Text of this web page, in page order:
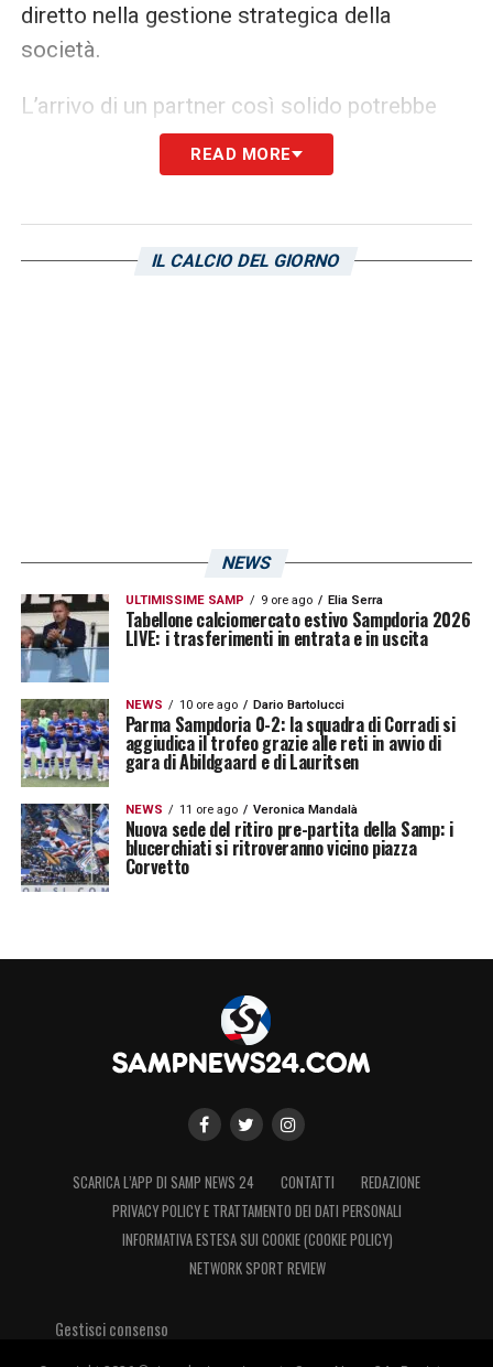
diretto nella gestione strategica della
società.
L’arrivo di un partner così solido potrebbe
infondere nuova fiducia nell’ambiente
sampdoriano, permettendo al club di
budget ridotto. La presenza di Furstenberg
READ MORE
IL CALCIO DEL GIORNO
NEWS
ULTIMISSIME SAMP 9 ore ago Elia Serra
Tabellone calciomercato estivo Sampdoria 2026
LIVE: i trasferimenti in entrata e in uscita
NEWS 10 ore ago Dario Bartolucci
Parma Sampdoria 0-2: la squadra di Corradi si
aggiudica il trofeo grazie alle reti in avvio di
gara di Abildgaard e di Lauritsen
NEWS 11 ore ago Veronica Mandalà
Nuova sede del ritiro pre-partita della Samp: i
blucerchiati si ritroveranno vicino piazza
Corvetto
SCARICA L’APP DI SAMP NEWS 24 CONTATTI
REDAZIONE
PRIVACY POLICY E TRATTAMENTO DEI DATI PERSONALI
INFORMATIVA ESTESA SUI COOKIE (COOKIE POLICY)
NETWORK SPORT REVIEW
Gestisci consenso